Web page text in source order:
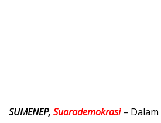
SUMENEP, Suarademokrasi– Dalam